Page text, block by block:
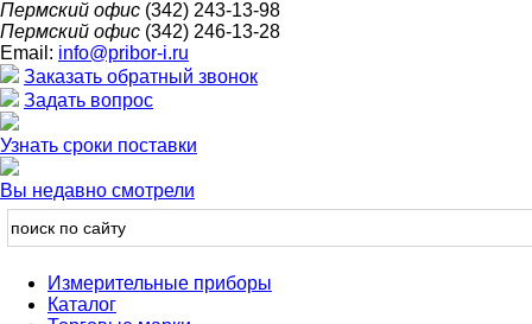
Пермский офис (342) 243-13-98
Пермский офис (342) 246-13-28
Email: info@pribor-i.ru
Заказать обратный звонок
Задать вопрос
Узнать сроки поставки
Вы недавно смотрели
Измерительные приборы
Каталог